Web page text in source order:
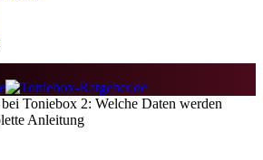
Toniebox 2: Welche Daten werden
Anleitung